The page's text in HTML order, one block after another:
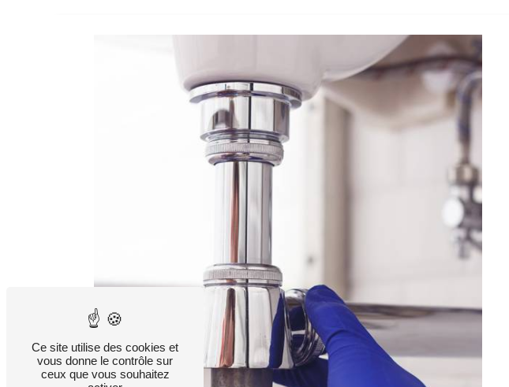
Ce site utilise des cookies et
vous donne le contrôle sur
ceux que vous souhaitez